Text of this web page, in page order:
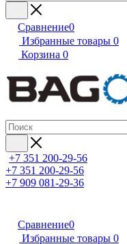
Сравнение0
Избранные товары 0
Корзина 0
+7 351 200-29-56
+7 351 200-29-56
+7 909 081-29-36
Сравнение0
Избранные товары 0